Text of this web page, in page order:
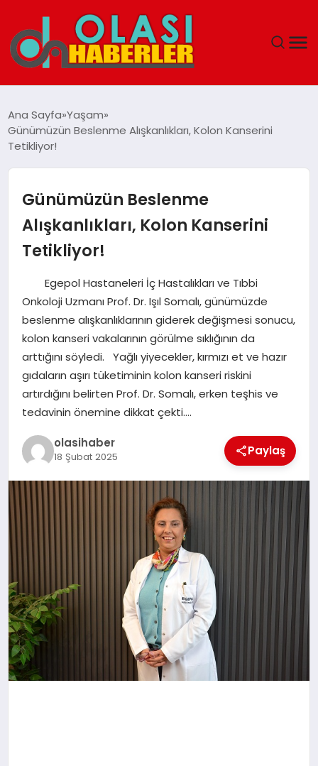
SPOR
TEKNOLOJI
YAŞAM
Ana Sayfa Yaşam
Günümüzün Beslenme Alışkanlıkları, Kolon Kanserini
Tetikliyor!
Günümüzün Beslenme
Alışkanlıkları, Kolon Kanserini
Tetikliyor!
Egepol Hastaneleri İç Hastalıkları ve Tıbbi
Onkoloji Uzmanı Prof. Dr. Işıl Somalı, günümüzde
beslenme alışkanlıklarının giderek değişmesi sonucu,
kolon kanseri vakalarının görülme sıklığının da
arttığını söyledi. Yağlı yiyecekler, kırmızı et ve hazır
gıdaların aşırı tüketiminin kolon kanseri riskini
artırdığını belirten Prof. Dr. Somalı, erken teşhis ve
tedavinin önemine dikkat çekti….
olasihaber
18 Şubat 2025 Paylaş